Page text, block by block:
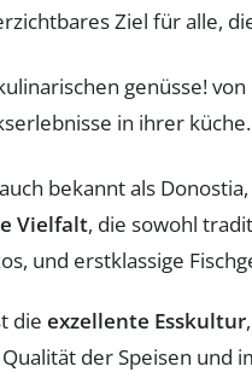
Ziel für alle,
bekannt als
Vielfalt, die sowohl
und erstklassige
die exzellente Esskultur
der Speisen und